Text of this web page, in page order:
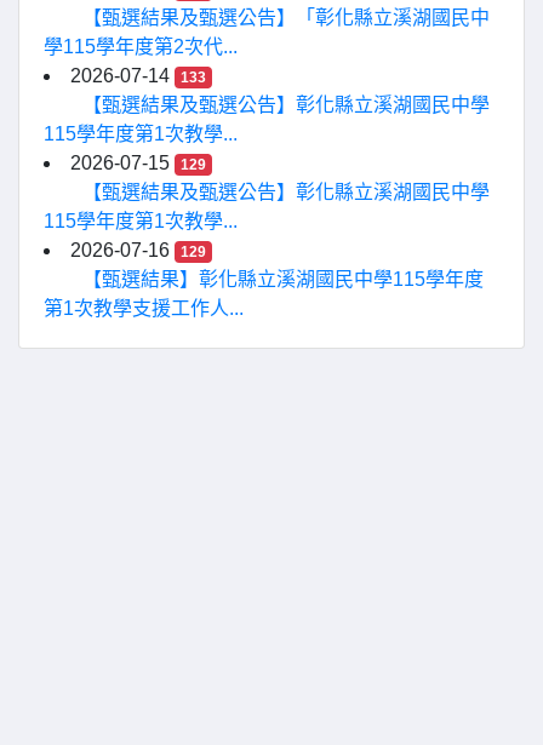
【甄選結果及甄選公告】「彰化縣立溪湖國民中
學115學年度第2次代...
2026-07-14
133
【甄選結果及甄選公告】彰化縣立溪湖國民中學
115學年度第1次教學...
2026-07-15
129
【甄選結果及甄選公告】彰化縣立溪湖國民中學
115學年度第1次教學...
2026-07-16
129
【甄選結果】彰化縣立溪湖國民中學115學年度
第1次教學支援工作人...